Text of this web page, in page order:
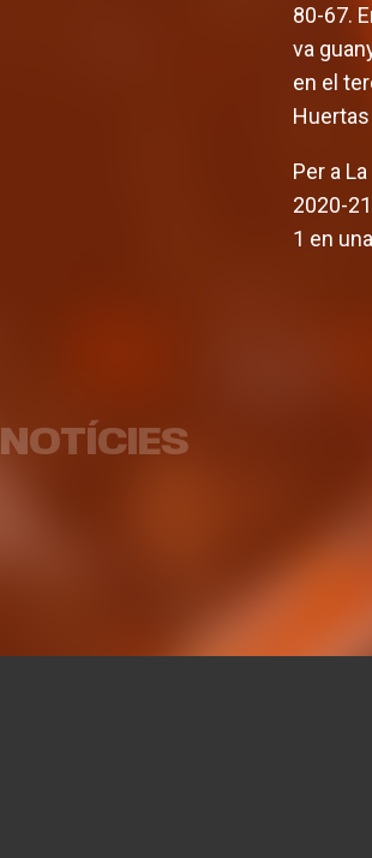
80-67.
va
en el
Per a
2020-
1 en
NOTÍCIES
luxe per a Valencia Basket